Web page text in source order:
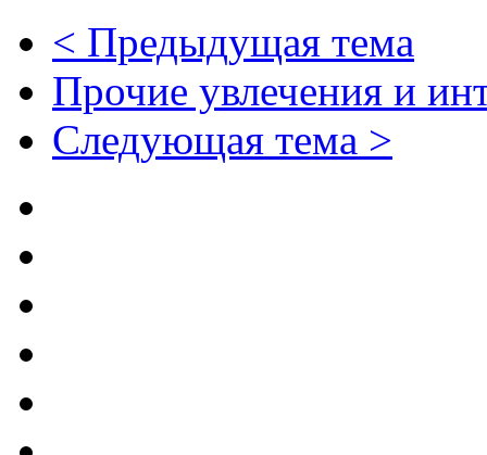
< Предыдущая тема
Прочие увлечения и
Следующая тема >